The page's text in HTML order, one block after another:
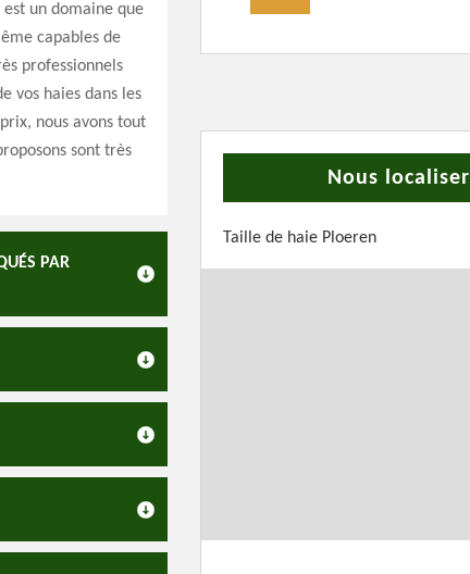
un domaine que
capables de
professionnels
vos haies dans les
nous avons tout
sont très
PAR
Nous localiser
Taille de haie Ploeren